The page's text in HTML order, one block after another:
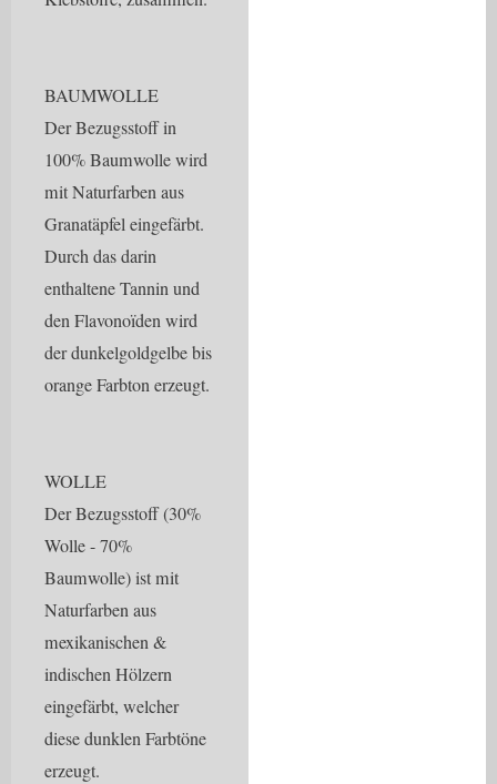
BAUMWOLLE
Der Bezugsstoff in
100% Baumwolle wird
mit Naturfarben aus
Granatäpfel eingefärbt.
Durch das darin
enthaltene Tannin und
den Flavonoïden wird
der dunkelgoldgelbe bis
orange Farbton erzeugt.
WOLLE
Der Bezugsstoff (30%
Wolle - 70%
Baumwolle) ist mit
Naturfarben aus
mexikanischen &
indischen Hölzern
eingefärbt, welcher
diese dunklen Farbtöne
erzeugt.